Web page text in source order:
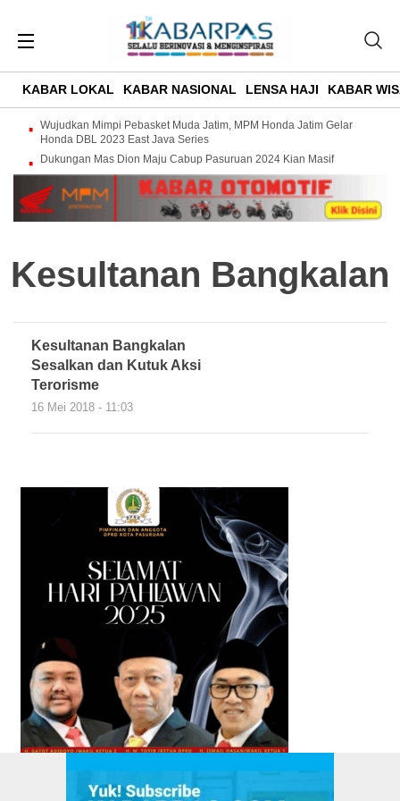
KABAR LOKAL KABAR NASIONAL LENSA HAJI KABAR
Wujudkan Mimpi Pebasket Muda Jatim, MPM Honda Jatim Gelar
Honda DBL 2023 East Java Series
Dukungan Mas Dion Maju Cabup Pasuruan 2024 Kian Masif
Kesultanan Bangkalan
Kesultanan Bangkalan
Sesalkan dan Kutuk Aksi
Terorisme
16 Mei 2018 - 11:03